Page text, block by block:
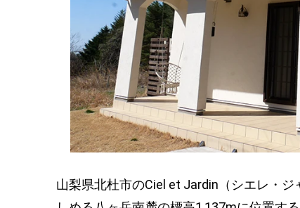
山梨県北杜市のCiel et Jardin（シエレ・